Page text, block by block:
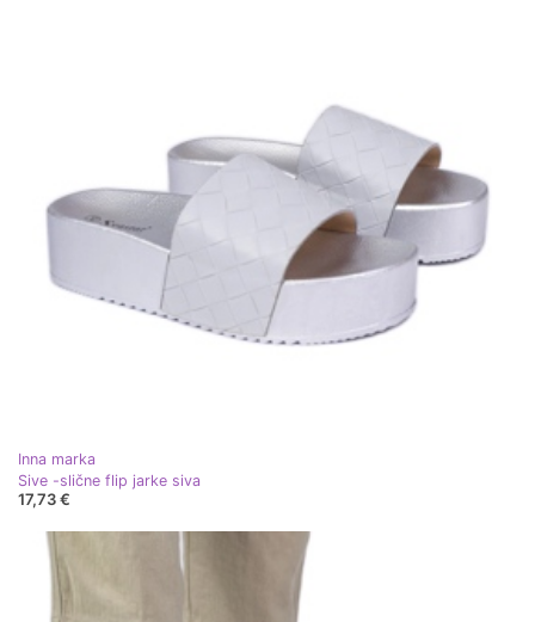
Inna marka
Sive -slične flip jarke siva
17,73 €